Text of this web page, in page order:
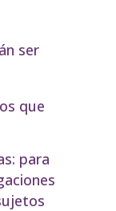
ser
que
para